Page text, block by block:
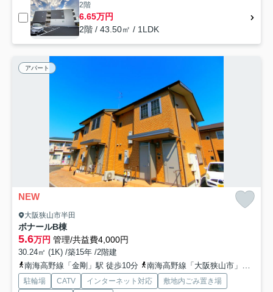
2階
6.65万円
2階 / 43.50㎡ / 1LDK
アパート
NEW
大阪狭山市半田
ボナールB棟
5.6万円 管理/共益費4,000円
30.24㎡ (1K) /築15年 /2階建
南海高野線「金剛」駅 徒歩10分
南海高野線「大阪狭山市」駅 徒歩22分
駐輪場 CATV インターネット対応
敷地内ごみ置き場